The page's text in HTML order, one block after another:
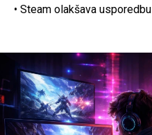
• Steam olakšava usporedbu